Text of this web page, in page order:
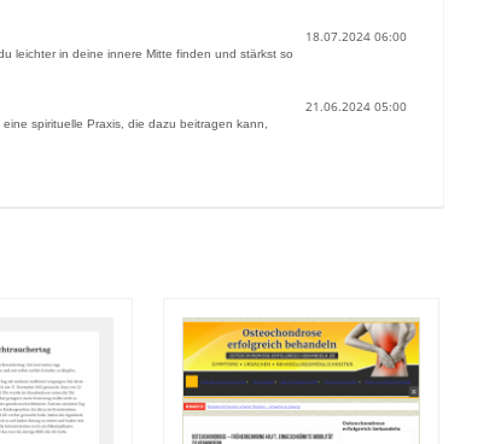
18.07.2024 06:00
leichter in deine innere Mitte finden und stärkst so
21.06.2024 05:00
spirituelle Praxis, die dazu beitragen kann,